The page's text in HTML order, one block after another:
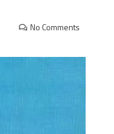
No Comments